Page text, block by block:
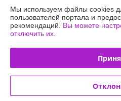
О нас
Контакты
Мы используем файлы cookies
пользователей портала и
рекомендаций. Вы можете
отключить их.